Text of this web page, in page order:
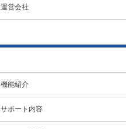
運営会社
機能紹介
サポート内容